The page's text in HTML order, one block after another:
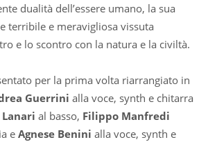
dualità dell’essere umano, la sua
terribile e meravigliosa vissuta
e lo scontro con la natura e la civiltà.
per la prima volta riarrangiato in
Guerrini alla voce, synth e chitarra
al basso, Filippo Manfredi
e Agnese Benini alla voce, synth e